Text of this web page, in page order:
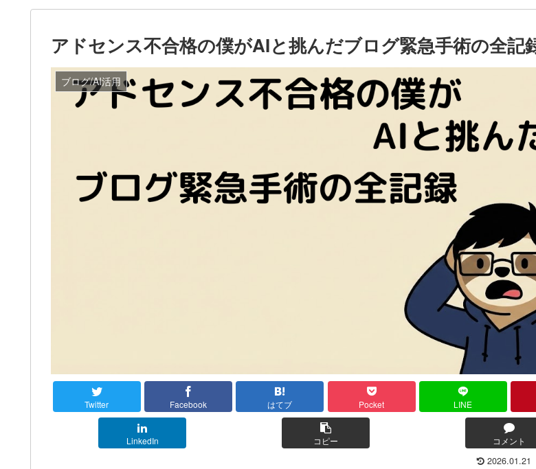
アドセンス不合格の僕がAIと挑んだブログ緊急手術の全記
ブログ/AI活用
Twitter Facebook はてブ Pocket LINE
LinkedIn コピー コメント
2026.01.21